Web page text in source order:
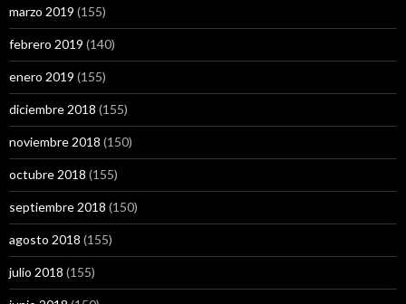
marzo 2019 (155)
febrero 2019 (140)
enero 2019 (155)
diciembre 2018 (155)
noviembre 2018 (150)
octubre 2018 (155)
septiembre 2018 (150)
agosto 2018 (155)
julio 2018 (155)